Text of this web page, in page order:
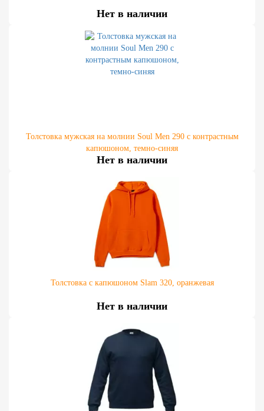
Нет в наличии
Толстовка мужская на молнии Soul Men 290 с контрастным
капюшоном, темно-синяя
Нет в наличии
Толстовка с капюшоном Slam 320, оранжевая
Нет в наличии